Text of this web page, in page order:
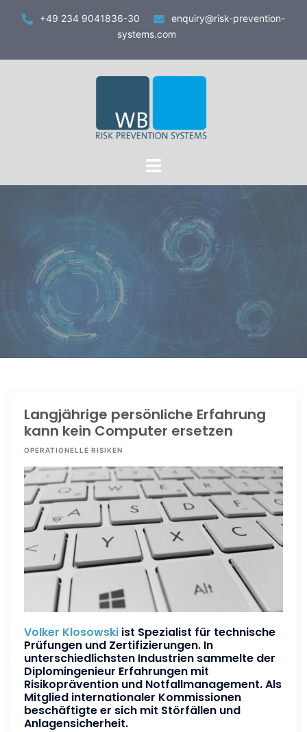
Inhalt
+49 234 9041836-30
enquiry@risk-prevention-
systems.com
Toggle
Langjährige persönliche Erfahrung
kann kein Computer ersetzen
OPERATIONELLE RISIKEN
Volker Klosowski ist Spezialist für technische
Prüfungen und Zertifizierungen. In
unterschiedlichsten Industrien sammelte der
Diplomingenieur Erfahrungen mit
Risikoprävention und Notfallmanagement. Als
Mitglied internationaler Kommissionen
beschäftigte er sich mit Störfällen und
Anlagensicherheit.